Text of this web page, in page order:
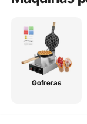
Gofreras